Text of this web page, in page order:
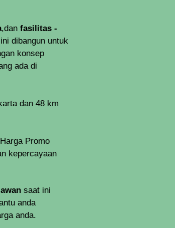
,dan fasilitas -
dibangun untuk
konsep
ada di
dan 48 km
Promo
kepercayaan
saat ini
anda
anda.